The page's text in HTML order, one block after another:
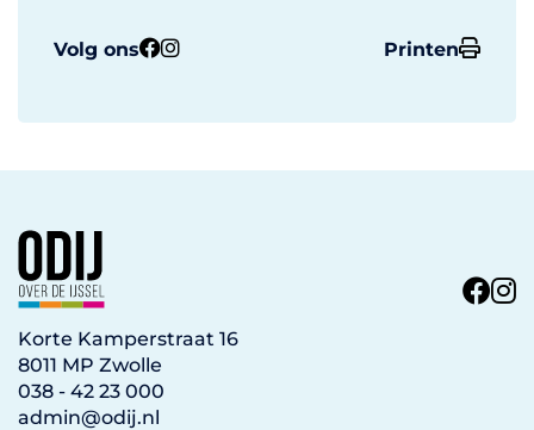
Volg ons Printen
Korte Kamperstraat 16
8011 MP Zwolle
038 - 42 23 000
admin@odij.nl